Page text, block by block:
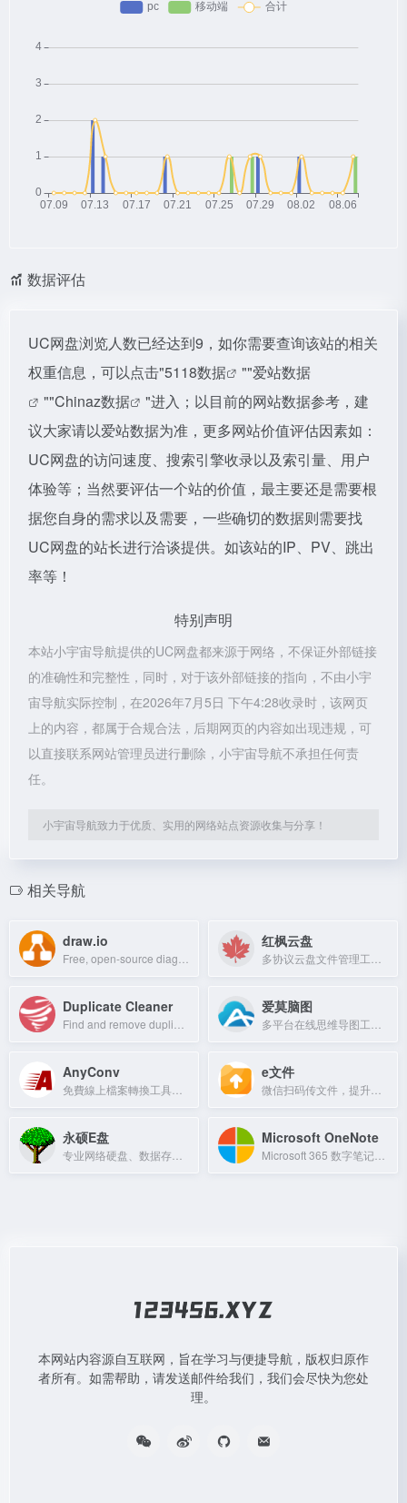
数据评估
UC网盘浏览人数已经达到9，如你需要查询该站的相关
权重信息，可以点击"5118数据 ""爱站数据
""Chinaz数据
"进入；以目前的网站数据参考，建
议大家请以爱站数据为准，更多网站价值评估因素如：
UC网盘的访问速度、搜索引擎收录以及索引量、用户
体验等；当然要评估一个站的价值，最主要还是需要根
据您自身的需求以及需要，一些确切的数据则需要找
UC网盘的站长进行洽谈提供。如该站的IP、PV、跳出
率等！
特别声明
本站小宇宙导航提供的UC网盘都来源于网络，不保证外部链接
的准确性和完整性，同时，对于该外部链接的指向，不由小宇
宙导航实际控制，在2026年7月5日 下午4:28收录时，该网页
上的内容，都属于合规合法，后期网页的内容如出现违规，可
以直接联系网站管理员进行删除，小宇宙导航不承担任何责
任。
小宇宙导航致力于优质、实用的网络站点资源收集与分享！
相关导航
draw.io 红枫云盘
Duplicate Cleaner 爱莫脑图
AnyConv e文件
永硕E盘 Microsoft OneNote
本网站内容源自互联网，旨在学习与便捷导航，版权归原作
者所有。如需帮助，请发送邮件给我们，我们会尽快为您处
理。